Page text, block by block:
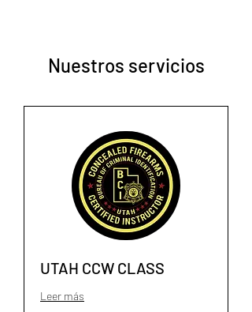
Nuestros servicios
UTAH CCW CLASS
Leer más